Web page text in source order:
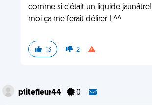
comme si c'était un liquide jaunâtre!
moi ça me ferait délirer ! ^^
13 2
ptitefleur44 0